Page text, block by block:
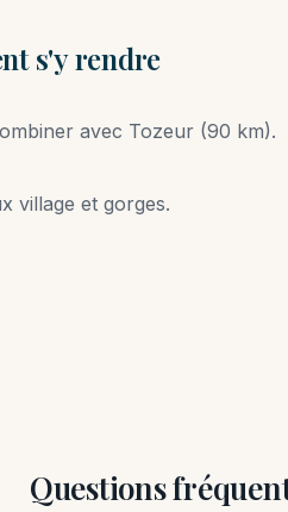
s'y rendre
avec Tozeur (90 km).
village et gorges.
Questions